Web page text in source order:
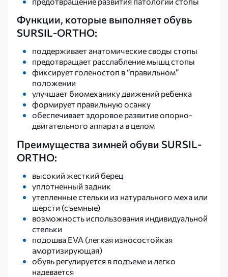
Функции, которые выполняет обувь
SURSIL-ORTHO:
поддерживает анатомические своды стопы
предотвращает расслабление мышц стопы
фиксирует голеностоп в “правильном”
положении
улучшает биомеханику движений ребенка
формирует правильную осанку
обеспечивает здоровое развитие опорно-
двигательного аппарата в целом
Преимущества зимней обуви SURSIL-
ORTHO:
высокий жесткий берец
уплотненный задник
утепленные стельки из натурального меха или
шерсти (съемные)
возможность использования индивидуальной
стельки
подошва EVA (легкая износостойкая
амортизирующая)
обувь регулируется в подъеме и легко
надевается